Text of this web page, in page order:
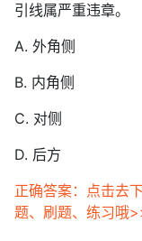
引线属严重违章。
A. 外角侧
B. 内角侧
C. 对侧
D. 后方
正确答案：点击去
题、刷题、练习哦